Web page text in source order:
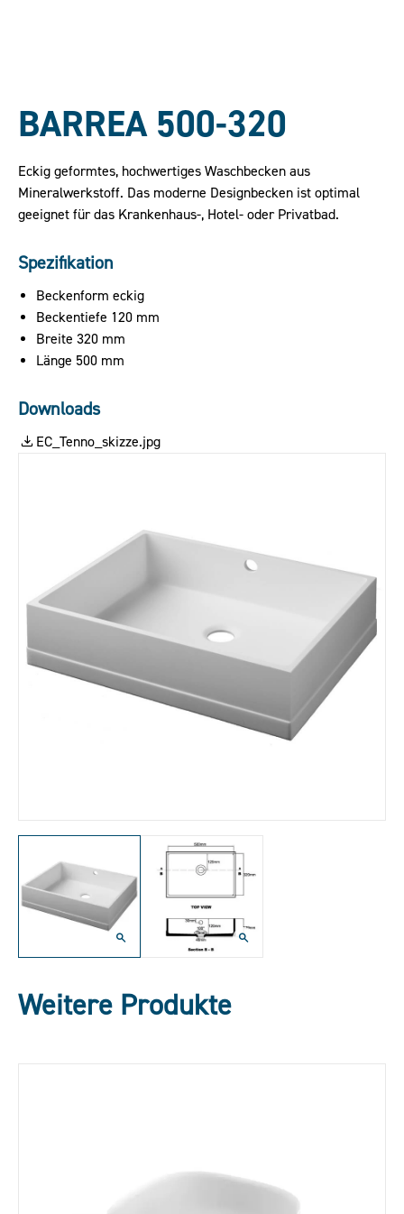
BARREA 500-320
Eckig geformtes, hochwertiges Waschbecken aus
Mineralwerkstoff. Das moderne Designbecken ist optimal
geeignet für das Krankenhaus-, Hotel- oder Privatbad.
Spezifikation
Beckenform eckig
Beckentiefe 120 mm
Breite 320 mm
Länge 500 mm
Downloads
EC_Tenno_skizze.jpg
Weitere Produkte